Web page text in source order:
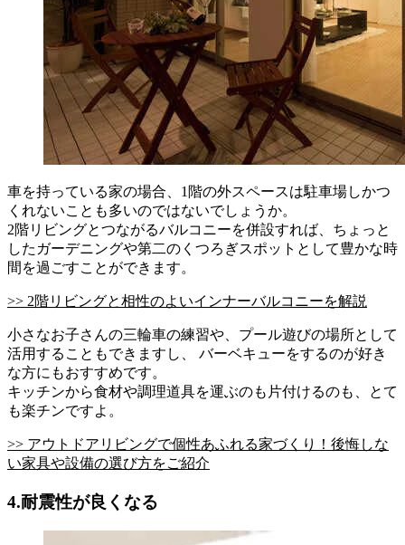
車を持っている家の場合、1階の外スペースは駐車場しかつ
くれないことも多いのではないでしょうか。
2階リビングとつながるバルコニーを併設すれば、ちょっと
したガーデニングや第二のくつろぎスポットとして豊かな時
間を過ごすことができます。
>> 2階リビングと相性のよいインナーバルコニーを解説
小さなお子さんの三輪車の練習や、プール遊びの場所として
活用することもできますし、 バーベキューをするのが好き
な方にもおすすめです。
キッチンから食材や調理道具を運ぶのも片付けるのも、とて
も楽チンですよ。
>> アウトドアリビングで個性あふれる家づくり！後悔しな
い家具や設備の選び方をご紹介
4.耐震性が良くなる